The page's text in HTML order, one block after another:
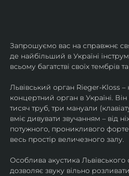
Запрошуємо вас на справжнє
де найбільший в Україні
всьому багатстві своїх тембрів
​Львівський орган Rieger-Kloss
концертний орган в Україні. Він
тисяч труб, три мануали
вміє дивувати звучанням – від
потужного, проникливого
весь простір величезного залу.
Особлива акустика Львівського
дозволяє звуку вільно